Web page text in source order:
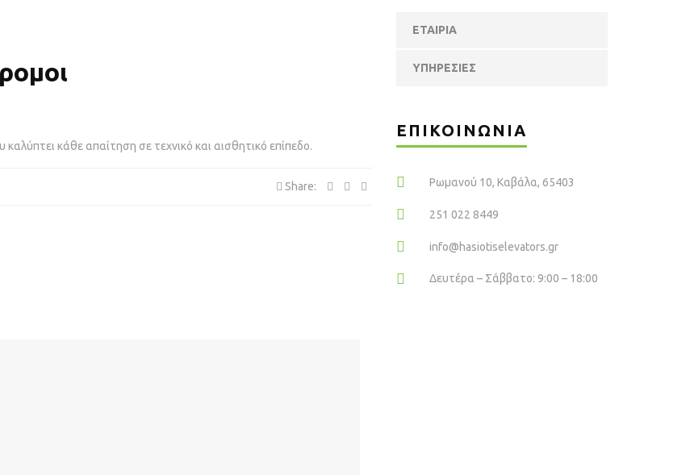
κάθε απαίτηση σε τεχνικό και αισθητικό επίπεδο.
Share:
ΕΤΑΙΡΊΑ
ΥΠΗΡΕΣΊΕΣ
ΕΠΙΚΟΙΝΩΝΙΑ
Ρωμανού 10, Καβάλα, 65403
251 022 8449
info@hasiotiselevators.gr
Δευτέρα – Σάββατο: 9:00 – 18:00